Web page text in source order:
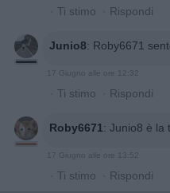
· Ti stimo · Rispondi
Junio8: Roby6671
17 Giugno alle ore 12:32
· Ti stimo · Rispondi
Roby6671: Junio8 è la
17 Giugno alle ore 13:52
· Ti stimo · Rispondi